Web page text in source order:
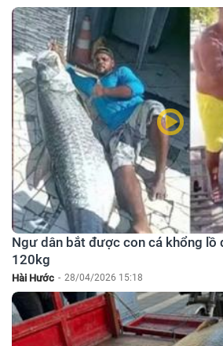
Ngư dân bắt được con cá khổng lồ
120kg
Hài Hước - 28/04/2026 15:18